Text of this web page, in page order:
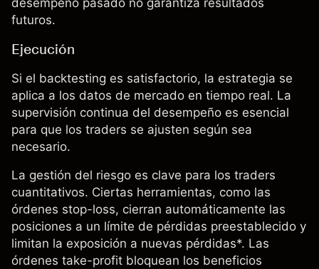
futuros.
Ejecución
Si el backtesting es satisfactorio, la estrategia se
aplica a los datos de mercado en tiempo real. La
supervisión continua del desempeño es esencial
para que los traders se ajusten según sea
necesario.
La gestión del riesgo es clave para los traders
cuantitativos. Ciertas herramientas, como las
órdenes stop-loss, cierran automáticamente las
posiciones a un límite de pérdidas preestablecido y
limitan la exposición a nuevas pérdidas*. Las
órdenes take-profit bloquean los beneficios